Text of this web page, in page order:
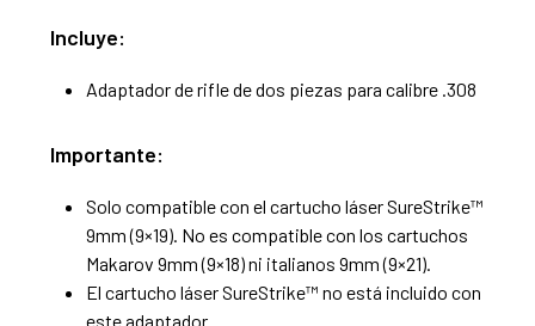
Incluye:
Adaptador de rifle de dos piezas para calibre .308
Importante:
Solo compatible con el cartucho láser SureStrike™
9mm (9×19). No es compatible con los cartuchos
Makarov 9mm (9×18) ni italianos 9mm (9×21).
El cartucho láser SureStrike™ no está incluido con
este adaptador